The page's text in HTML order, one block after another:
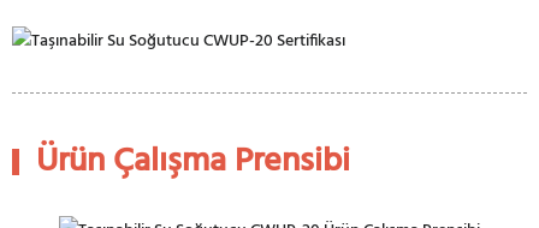
Ürün Çalışma Prensibi